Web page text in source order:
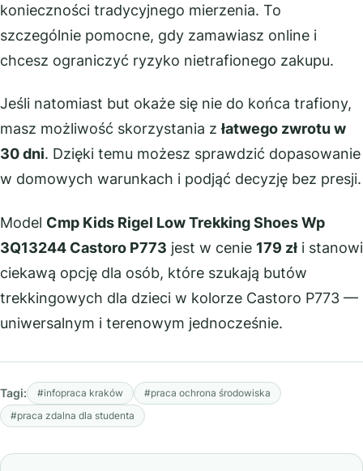
konieczności tradycyjnego mierzenia. To
szczególnie pomocne, gdy zamawiasz online i
chcesz ograniczyć ryzyko nietrafionego zakupu.
Jeśli natomiast but okaże się nie do końca trafiony,
masz możliwość skorzystania złatwego zwrotu w
30 dni. Dzięki temu możesz sprawdzić dopasowanie
w domowych warunkach i podjąć decyzję bez presji.
Model Cmp Kids Rigel Low Trekking Shoes Wp
3Q13244 Castoro P773 jest w cenie 179 zł i stanowi
ciekawą opcję dla osób, które szukają butów
trekkingowych dla dzieci w kolorze Castoro P773 —
uniwersalnym i terenowym jednocześnie.
Tagi: #infopraca kraków
#praca ochrona środowiska
#praca zdalna dla studenta